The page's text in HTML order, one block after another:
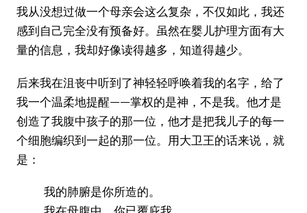
我从没想过做一个母亲会这么复杂，不仅如此，我还
感到自己完全没有预备好。虽然在婴儿护理方面有大
量的信息，我却好像读得越多，知道得越少。
后来我在沮丧中听到了神轻轻呼唤着我的名字，给了
我一个温柔地提醒——掌权的是神，不是我。他才是
创造了我腹中孩子的那一位，他才是把我儿子的每一
个细胞编织到一起的那一位。用大卫王的话来说，就
是：
我的肺腑是你所造的。